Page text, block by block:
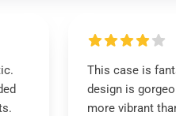
This case is
design is
more vibrant